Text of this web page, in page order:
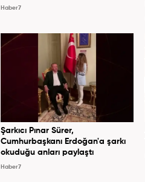
Haber7
Şarkıcı Pınar Sürer,
Cumhurbaşkanı Erdoğan'a şarkı
okuduğu anları paylaştı
Haber7